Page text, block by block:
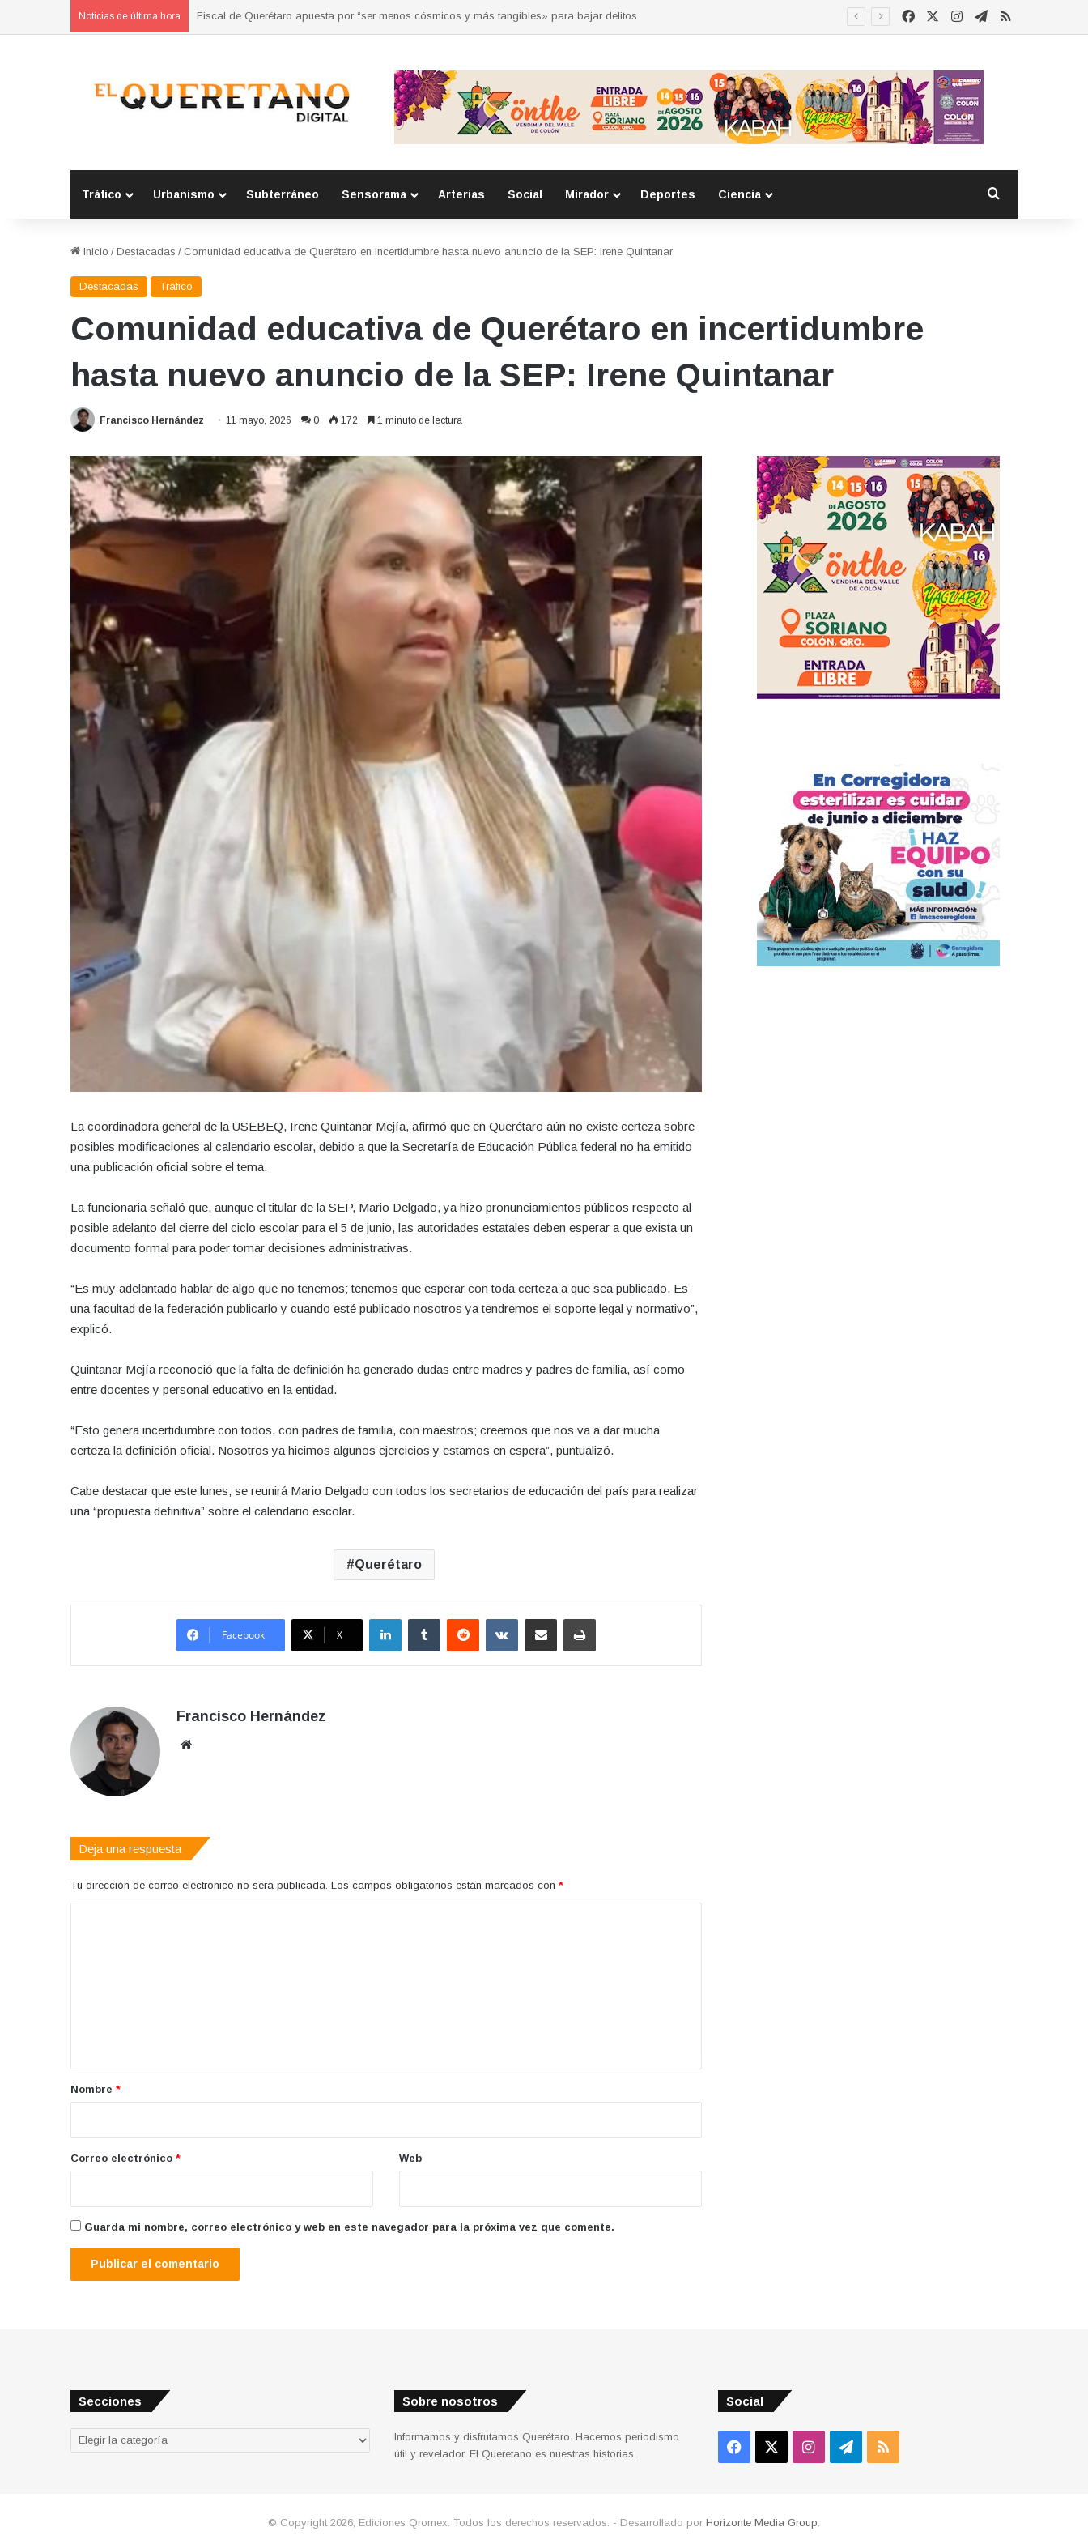
Noticias de última hora Refuerzan municipios coordinación por la seguridad durante sesión estatal realizada en La Llave FacebookInstagram
Telegram
RSS
Tráfico Urbanismo Subterráneo Sensorama Arterias Social Mirador Deportes Ciencia
Inicio / Destacadas / Comunidad educativa de Querétaro en incertidumbre hasta nuevo anuncio de la SEP: Irene Quintanar
Destacadas Tráfico
Comunidad educativa de Querétaro en incertidumbre
hasta nuevo anuncio de la SEP: Irene Quintanar
Francisco Hernández 11 mayo, 2026 0 172 1 minuto de lectura
La coordinadora general de la USEBEQ, Irene Quintanar Mejía, afirmó que en Querétaro aún no existe certeza sobre
posibles modificaciones al calendario escolar, debido a que la Secretaría de Educación Pública federal no ha emitido
una publicación oficial sobre el tema.
La funcionaria señaló que, aunque el titular de la SEP, Mario Delgado, ya hizo pronunciamientos públicos respecto al
posible adelanto del cierre del ciclo escolar para el 5 de junio, las autoridades estatales deben esperar a que exista un
documento formal para poder tomar decisiones administrativas.
“Es muy adelantado hablar de algo que no tenemos; tenemos que esperar con toda certeza a que sea publicado. Es
una facultad de la federación publicarlo y cuando esté publicado nosotros ya tendremos el soporte legal y normativo”,
explicó.
Quintanar Mejía reconoció que la falta de definición ha generado dudas entre madres y padres de familia, así como
entre docentes y personal educativo en la entidad.
“Esto genera incertidumbre con todos, con padres de familia, con maestros; creemos que nos va a dar mucha
certeza la definición oficial. Nosotros ya hicimos algunos ejercicios y estamos en espera”, puntualizó.
Cabe destacar que este lunes, se reunirá Mario Delgado con todos los secretarios de educación del país para realizar
una “propuesta definitiva” sobre el calendario escolar.
Querétaro
Facebook X
LinkedInTumblr Reddit VKontakteCompartir por correo electrónicoImprimir
Francisco Hernández
Deja una respuesta
Tu dirección de correo electrónico no será publicada. Los campos obligatorios están marcados con *
r
*
Nombre *
Correo electrónico * Web
Guarda mi nombre, correo electrónico y web en este navegador para la próxima vez que comente.
Secciones
Secciones
Sobre nosotros
Informamos y disfrutamos Querétaro. Hacemos periodismo
útil y revelador. El Queretano es nuestras historias.
Social
Facebook InstagramTelegram
RSS
© Copyright 2026, Ediciones Qromex. Todos los derechos reservados. - Desarrollado por Horizonte Media Group